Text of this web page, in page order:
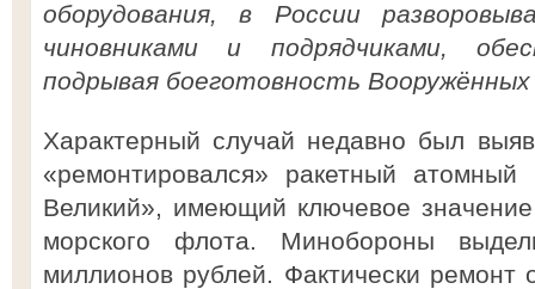
оборудования, в России
чиновниками и подрядчиками,
подрывая боеготовность Вооружённых
Характерный случай недавно был
«ремонтировался» ракетный
Великий», имеющий ключевое
морского флота. Минобороны
миллионов рублей. Фактически